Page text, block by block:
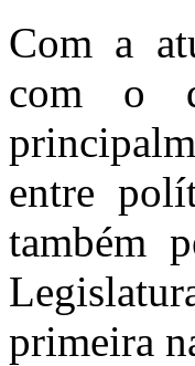
Com a
com o
entre
também
primeira